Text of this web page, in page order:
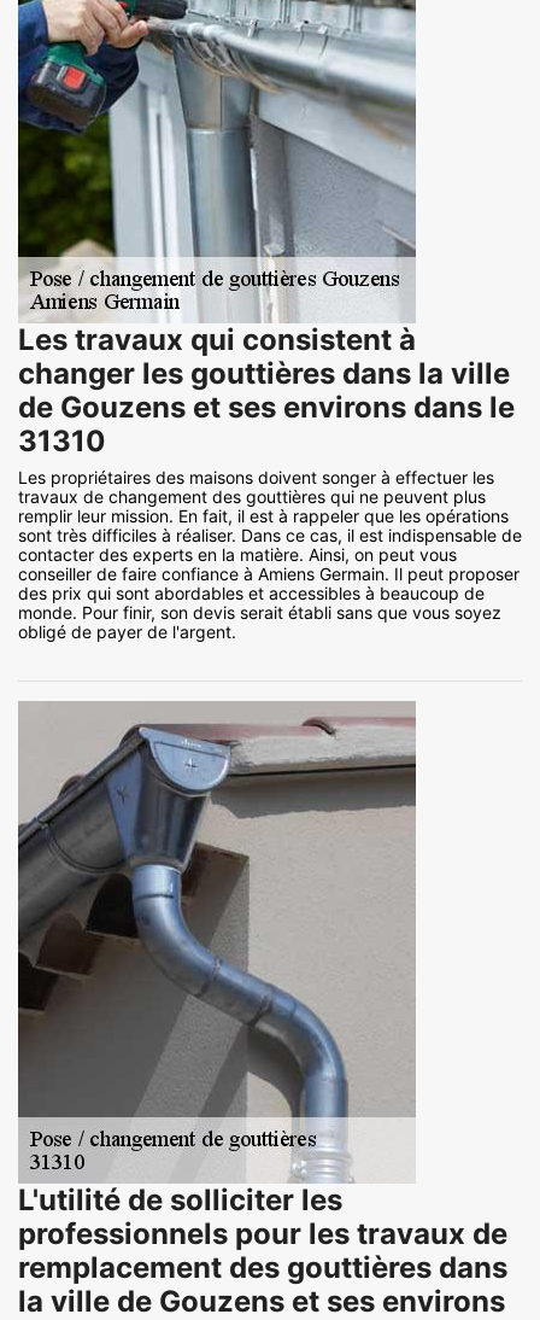
Les travaux qui consistent à
changer les gouttières dans la ville
de Gouzens et ses environs dans le
31310
Les propriétaires des maisons doivent songer à effectuer les
travaux de changement des gouttières qui ne peuvent plus
remplir leur mission. En fait, il est à rappeler que les opérations
sont très difficiles à réaliser. Dans ce cas, il est indispensable de
contacter des experts en la matière. Ainsi, on peut vous
conseiller de faire confiance à Amiens Germain. Il peut proposer
des prix qui sont abordables et accessibles à beaucoup de
monde. Pour finir, son devis serait établi sans que vous soyez
obligé de payer de l'argent.
L'utilité de solliciter les
professionnels pour les travaux de
remplacement des gouttières dans
la ville de Gouzens et ses environs